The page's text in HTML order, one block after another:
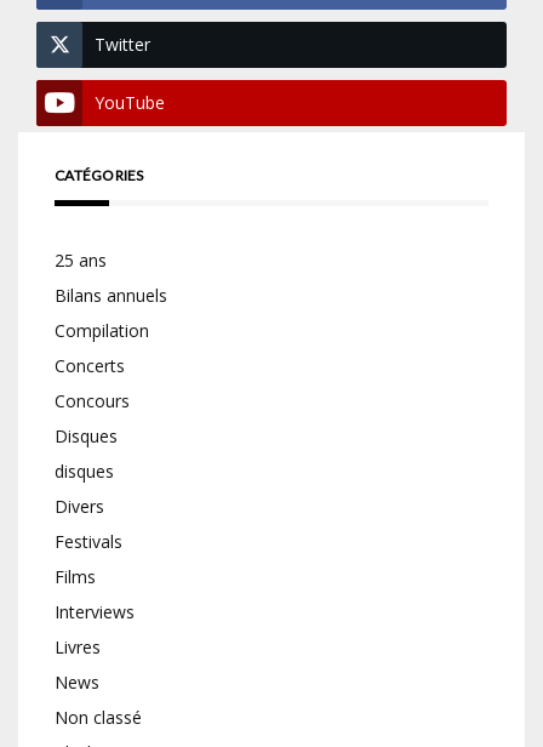
Twitter
YouTube
CATÉGORIES
25 ans
Bilans annuels
Compilation
Concerts
Concours
Disques
disques
Divers
Festivals
Films
Interviews
Livres
News
Non classé